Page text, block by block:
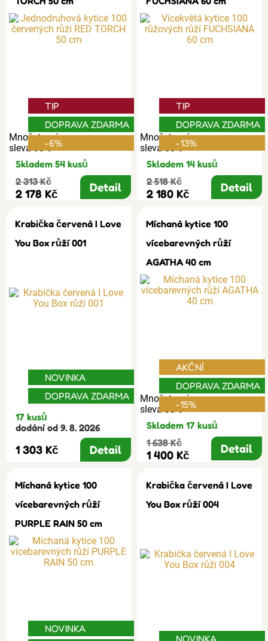
Množstevní
sleva 30%
TIP
DOPRAVA ZDARMA
-6%
Skladem 54 kusů
2 313 Kč
2 178 Kč Detail
Množstevní
sleva 30%
TIP
DOPRAVA ZDARMA
-13%
Skladem 14 kusů
2 518 Kč
2 180 Kč Detail
Krabička červená I Love
You Box růží 001
NOVINKA
DOPRAVA ZDARMA
17 kusů
dodání od 9. 8. 2026
1 303 Kč Detail
Míchaná kytice 100
vícebarevných růží
AGATHA 40 cm
Množstevní
sleva 30%
AKČNÍ
DOPRAVA ZDARMA
-15%
Skladem 17 kusů
1 638 Kč
1 400 Kč Detail
Míchaná kytice 100
vícebarevných růží
PURPLE RAIN 50 cm
NOVINKA
Krabička červená I Love
You Box růží 004
NOVINKA